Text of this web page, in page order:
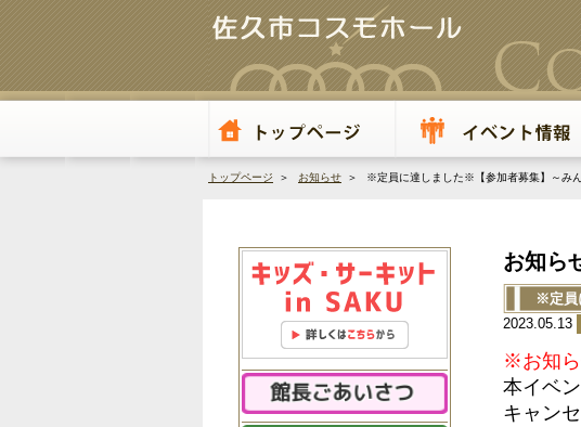
トップページ ＞ お知らせ ＞ ※定員に達しました※【参加者募集】～みん
お知ら
※定員
2023.05.13
※お知
本イベ
キャン